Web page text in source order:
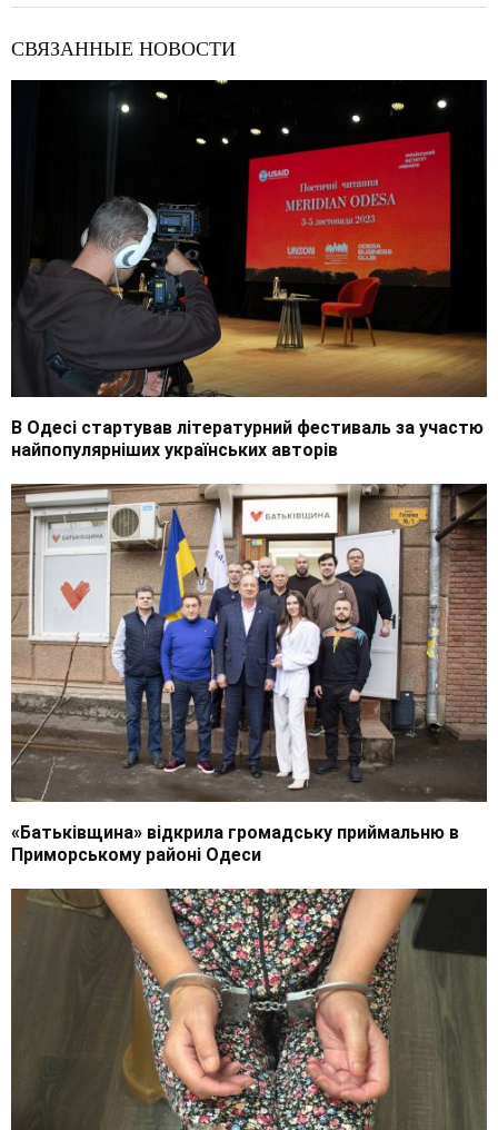
СВЯЗАННЫЕ НОВОСТИ
В Одесі стартував літературний фестиваль за участю
найпопулярніших українських авторів
«Батьківщина» відкрила громадську приймальню в
Приморському районі Одеси